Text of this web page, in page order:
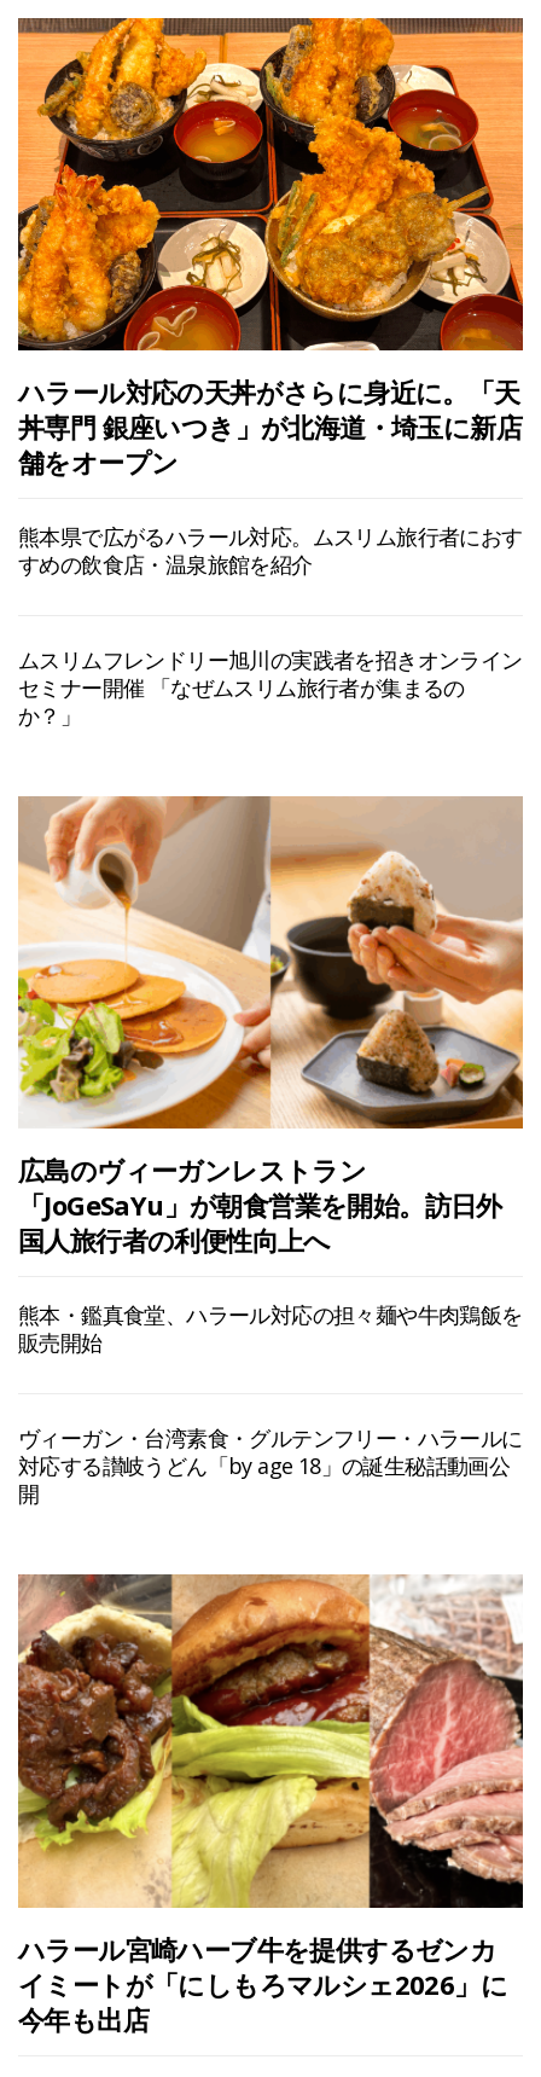
ハラール対応の天丼がさらに身近に。「天
丼専門 銀座いつき」が北海道・埼玉に新店
舗をオープン
熊本県で広がるハラール対応。ムスリム旅行者におす
すめの飲食店・温泉旅館を紹介
ムスリムフレンドリー旭川の実践者を招きオンライン
セミナー開催 「なぜムスリム旅行者が集まるの
か？」
広島のヴィーガンレストラン
「JoGeSaYu」が朝食営業を開始。訪日外
国人旅行者の利便性向上へ
熊本・鑑真食堂、ハラール対応の担々麺や牛肉鶏飯を
販売開始
ヴィーガン・台湾素食・グルテンフリー・ハラールに
対応する讃岐うどん「by age 18」の誕生秘話動画公
開
ハラール宮崎ハーブ牛を提供するゼンカ
イミートが「にしもろマルシェ2026」に
今年も出店